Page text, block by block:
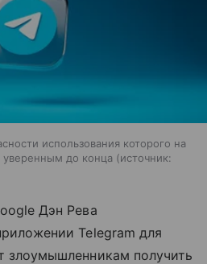
использования которого на
уверенным до конца
источник:
Дэн Рева
Telegram для
злоумышленникам получить